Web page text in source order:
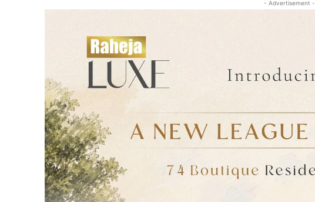
- Advertisement -